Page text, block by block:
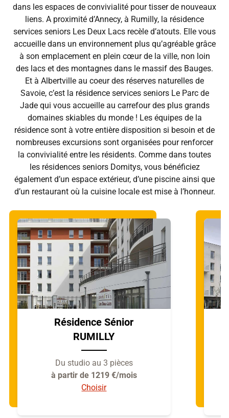
dans les espaces de convivialité pour tisser de nouveaux
liens. A proximité d’Annecy, à Rumilly, la résidence
services seniors Les Deux Lacs recèle d’atouts. Elle vous
accueille dans un environnement plus qu’agréable grâce
à son emplacement en plein cœur de la ville, non loin
des lacs et des montagnes dans le massif des Bauges.
Et à Albertville au coeur des réserves naturelles de
Savoie, c’est la résidence services seniors Le Parc de
Jade qui vous accueille au carrefour des plus grands
domaines skiables du monde ! Les équipes de la
résidence sont à votre entière disposition si besoin et de
nombreuses excursions sont organisées pour renforcer
la convivialité entre les résidents. Comme dans toutes
les résidences seniors Domitys, vous bénéficiez
également d’un espace extérieur, d’une piscine ainsi que
d’un restaurant où la cuisine locale est mise à l’honneur.
Résidence Sénior
RUMILLY
Du studio au 3 pièces
à partir de 1219 €/mois
Choisir